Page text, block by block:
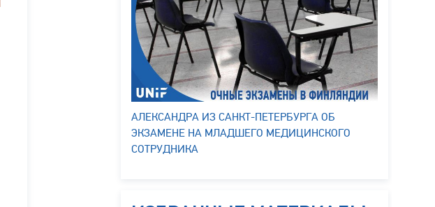
АЛЕКСАНДРА ИЗ САНКТ-ПЕТЕРБУРГА ОБ
ЭКЗАМЕНЕ НА МЛАДШЕГО МЕДИЦИНСКОГО
СОТРУДНИКА